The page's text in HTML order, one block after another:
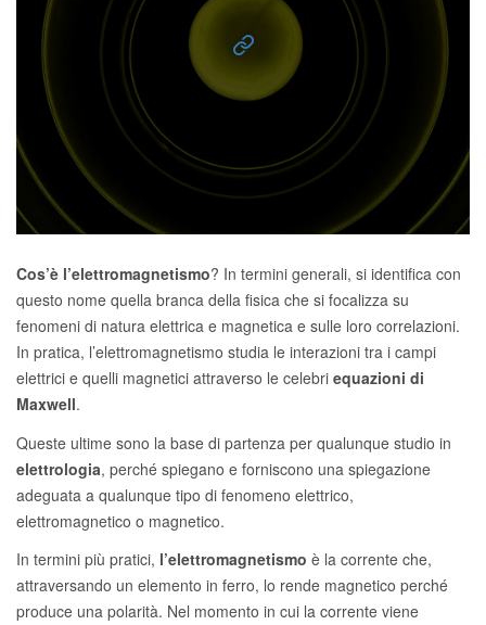
Cos’è l’elettromagnetismo? In termini generali, si identifica con
questo nome quella branca della fisica che si focalizza su
fenomeni di natura elettrica e magnetica e sulle loro correlazioni.
In pratica, l’elettromagnetismo studia le interazioni tra i campi
elettrici e quelli magnetici attraverso le celebri equazioni di
Maxwell.
Queste ultime sono la base di partenza per qualunque studio in
elettrologia, perché spiegano e forniscono una spiegazione
adeguata a qualunque tipo di fenomeno elettrico,
elettromagnetico o magnetico.
In termini più pratici, l’elettromagnetismo è la corrente che,
attraversando un elemento in ferro, lo rende magnetico perché
produce una polarità. Nel momento in cui la corrente viene